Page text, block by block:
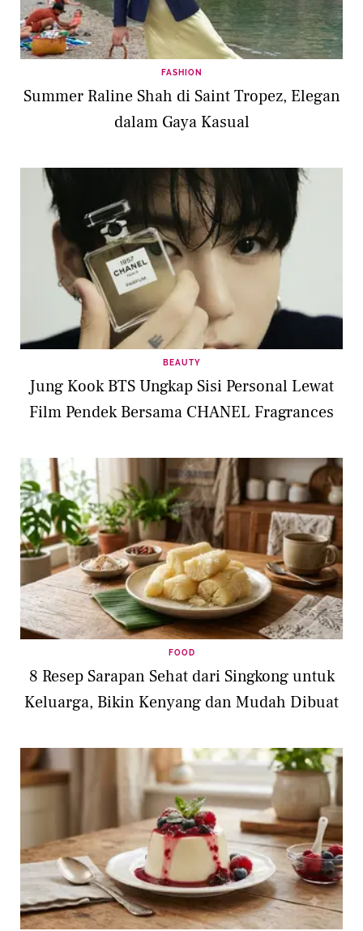
FASHION
Summer Raline Shah di Saint Tropez, Elegan
dalam Gaya Kasual
BEAUTY
Jung Kook BTS Ungkap Sisi Personal Lewat
Film Pendek Bersama CHANEL Fragrances
FOOD
8 Resep Sarapan Sehat dari Singkong untuk
Keluarga, Bikin Kenyang dan Mudah Dibuat